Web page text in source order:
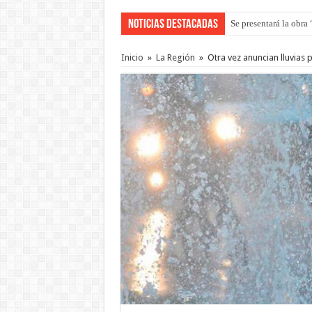
Noticias Destacadas Se presentará la
Preparan otro
Inicio » La Región » Otra vez anuncian lluvias